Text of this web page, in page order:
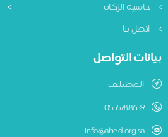
حاسبة الزكاة
اتصل بنا
بيانات التواصل
المظيلف
0555788639
info@ahed.org.sa